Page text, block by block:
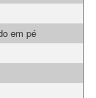
em pé